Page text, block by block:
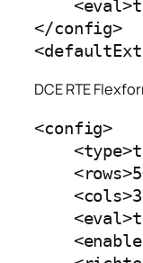
</config>
DCE RTE
<config>